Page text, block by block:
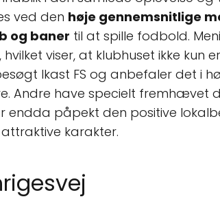
ved den høje gennemsnitlige
og baner til at spille fodbold.
viser, at klubhuset ikke kun
Ikast FS og anbefaler det i
Andre have specielt fremhævet
endda påpekt den positive
karakter.